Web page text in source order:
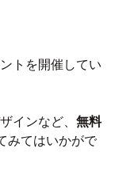
トを開催してい
インなど、 無料
みてはいかがで